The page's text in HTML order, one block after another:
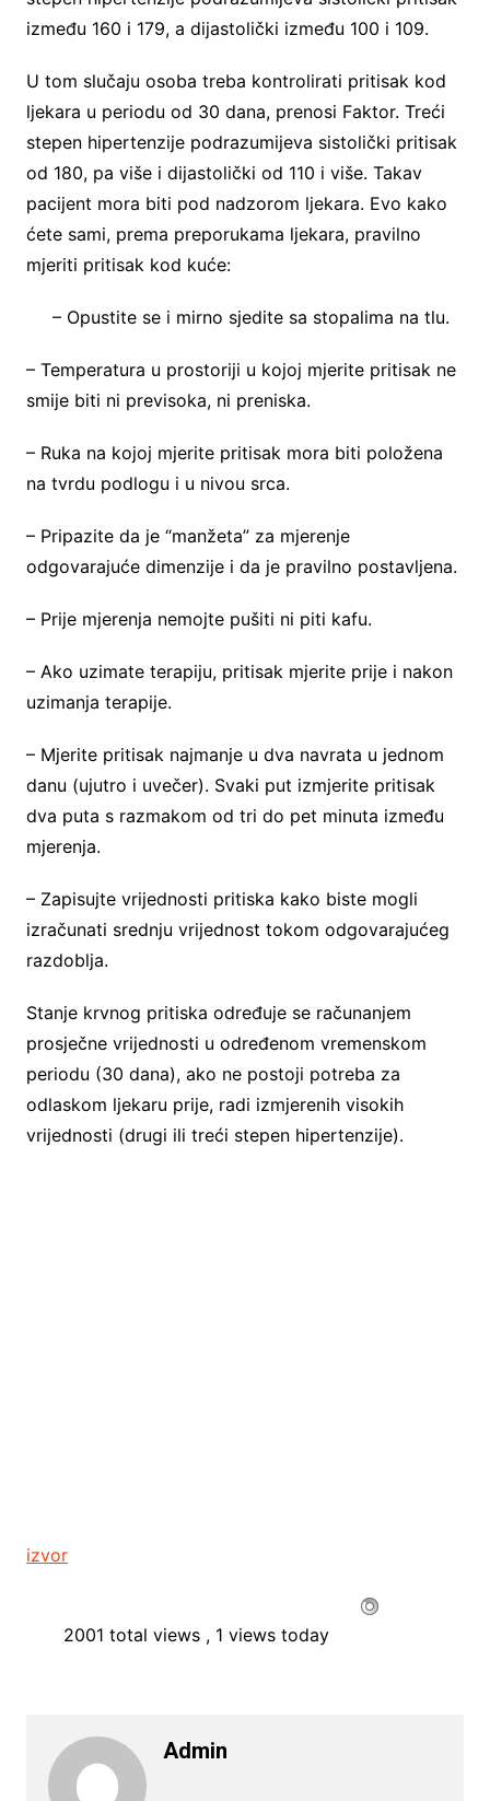
između 160 i 179, a dijastolički između 100 i 109.
U tom slučaju osoba treba kontrolirati pritisak kod
ljekara u periodu od 30 dana, prenosi Faktor. Treći
stepen hipertenzije podrazumijeva sistolički pritisak
od 180, pa više i dijastolički od 110 i više. Takav
pacijent mora biti pod nadzorom ljekara. Evo kako
ćete sami, prema preporukama ljekara, pravilno
mjeriti pritisak kod kuće:
– Opustite se i mirno sjedite sa stopalima na tlu.
– Temperatura u prostoriji u kojoj mjerite pritisak ne
smije biti ni previsoka, ni preniska.
– Ruka na kojoj mjerite pritisak mora biti položena
na tvrdu podlogu i u nivou srca.
– Pripazite da je “manžeta” za mjerenje
odgovarajuće dimenzije i da je pravilno postavljena.
– Prije mjerenja nemojte pušiti ni piti kafu.
– Ako uzimate terapiju, pritisak mjerite prije i nakon
uzimanja terapije.
– Mjerite pritisak najmanje u dva navrata u jednom
danu (ujutro i uvečer). Svaki put izmjerite pritisak
dva puta s razmakom od tri do pet minuta između
mjerenja.
– Zapisujte vrijednosti pritiska kako biste mogli
izračunati srednju vrijednost tokom odgovarajućeg
razdoblja.
Stanje krvnog pritiska određuje se računanjem
prosječne vrijednosti u određenom vremenskom
periodu (30 dana), ako ne postoji potreba za
odlaskom ljekaru prije, radi izmjerenih visokih
vrijednosti (drugi ili treći stepen hipertenzije).
izvor
2001 total views , 1 views today
Admin